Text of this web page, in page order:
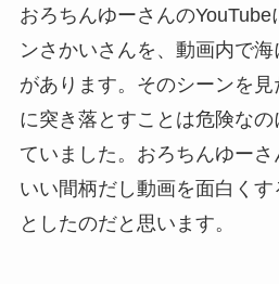
おろちんゆーさんの
ンさかいさんを、動画内で
があります。そのシーンを
に突き落とすことは危険な
ていました。おろちんゆー
いい間柄だし動画を面白く
としたのだと思います。